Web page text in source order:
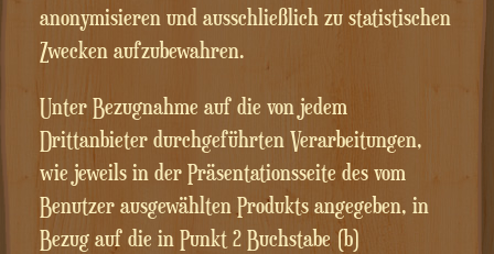
anonymisieren und ausschließlich zu statistischen
Zwecken aufzubewahren.
Unter Bezugnahme auf die von jedem
Drittanbieter durchgeführten Verarbeitungen,
wie jeweils in der Präsentationsseite des vom
Benutzer ausgewählten Produkts angegeben, in
Bezug auf die in Punkt 2 Buchstabe (b)